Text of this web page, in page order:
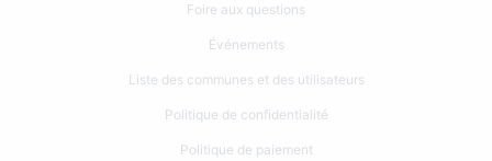
Foire aux questions
Événements
Liste des communes et des utilisateurs
Politique de confidentialité
Politique de paiement